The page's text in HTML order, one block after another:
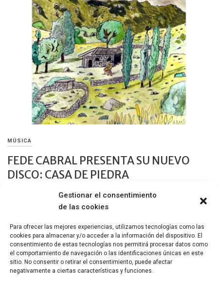
Gestionar el consentimiento
de las cookies
Para ofrecer las mejores experiencias, utilizamos tecnologías como las
cookies para almacenar y/o acceder a la información del dispositivo. El
consentimiento de estas tecnologías nos permitirá procesar datos como
el comportamiento de navegación o las identificaciones únicas en este
sitio. No consentir o retirar el consentimiento, puede afectar
negativamente a ciertas características y funciones.
MÚSICA
FEDE CABRAL PRESENTA SU NUEVO
DISCO: CASA DE PIEDRA
26 OCTUBRE, 2020
Fede Cabral
Compartir